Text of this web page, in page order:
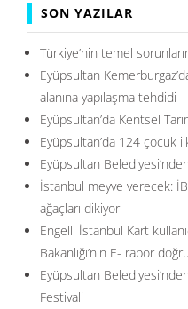
SON YAZILAR
Türkiye’nin temel
Eyüpsultan
alanına yapılaşma tehdidi
Eyüpsultan’da Kentsel
Eyüpsultan’da 124 çocuk
Eyüpsultan
İstanbul meyve verecek:
ağaçları dikiyor
Engelli İstanbul Kart
Bakanlığı’nın E- rapor
Eyüpsultan
Festivali